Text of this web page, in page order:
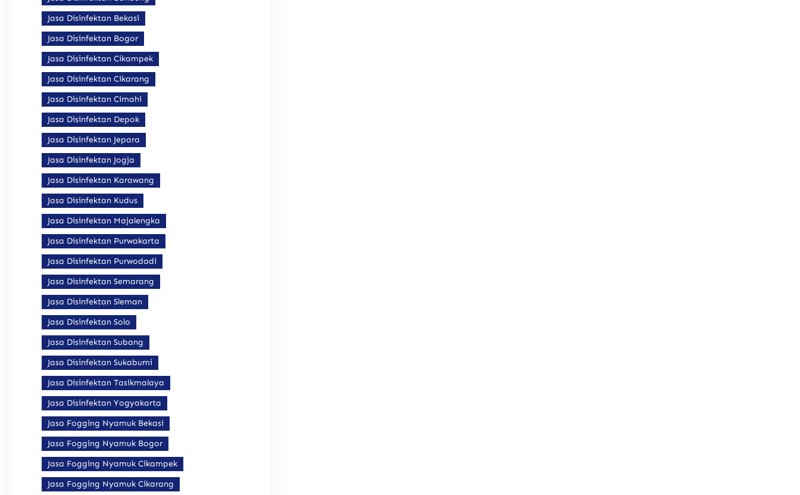
Jasa Disinfektan Bekasi
Jasa Disinfektan Bogor
Jasa Disinfektan Cikampek
Jasa Disinfektan Cikarang
Jasa Disinfektan Cimahi
Jasa Disinfektan Depok
Jasa Disinfektan Jepara
Jasa Disinfektan Jogja
Jasa Disinfektan Karawang
Jasa Disinfektan Kudus
Jasa Disinfektan Majalengka
Jasa Disinfektan Purwakarta
Jasa Disinfektan Purwodadi
Jasa Disinfektan Semarang
Jasa Disinfektan Sleman
Jasa Disinfektan Solo
Jasa Disinfektan Subang
Jasa Disinfektan Sukabumi
Jasa Disinfektan Tasikmalaya
Jasa Disinfektan Yogyakarta
Jasa Fogging Nyamuk Bekasi
Jasa Fogging Nyamuk Bogor
Jasa Fogging Nyamuk Cikampek
Jasa Fogging Nyamuk Cikarang